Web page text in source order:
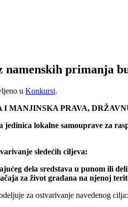
namenskih primanja
u Konkursi.
MANJINSKA PRAVA,
jedinica lokalne samouprave za
sledećih ciljeva:
dela sredstava u punom ili
za život građana na njenoj
za ostvarivanje navedenog